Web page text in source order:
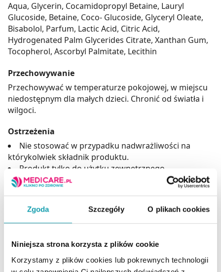
Zgoda Szczegóły O plikach cookies
Niniejsza strona korzysta z plików cookie
Korzystamy z plików cookies lub pokrewnych technologii
Aqua, Glycerin, Cocamidopropyl Betaine, Lauryl
Glucoside, Betaine, Coco- Glucoside, Glyceryl Oleate,
Bisabolol, Parfum, Lactic Acid, Citric Acid,
Hydrogenated Palm Glycerides Citrate, Xanthan Gum,
Tocopherol, Ascorbyl Palmitate, Lecithin
Przechowywanie
Przechowywać w temperaturze pokojowej, w miejscu
niedostępnym dla małych dzieci. Chronić od światła i
wilgoci.
Ostrzeżenia
Nie stosować w przypadku nadwrażliwości na
którykolwiek składnik produktu.
Produkt tylko do użytku zewnętrznego.
Unikać kontaktu z oczami.
OCEANIC S.A.
ul. Łokietka 58,
58 550 88 00
oceanic@oceanic.com.pl